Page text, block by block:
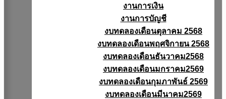
งานการเงิน
งานการบัญชี
งบทดลองเดือนตุลาคม 2568
งบทดลองเดือนพฤศจิกายน 2568
งบทดลองเดือนธันวาคม2568
งบทดลองเดือนมกราคม2569
งบทดลองเดือนกุมภาพันธ์ 2569
งบทดลองเดือนมีนาคม2569